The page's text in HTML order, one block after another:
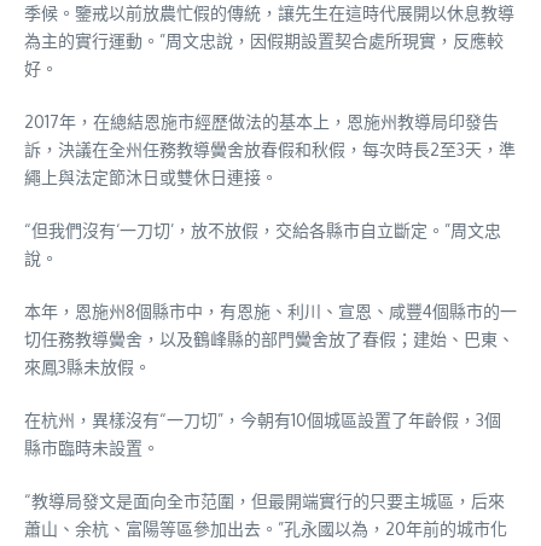
季候。鑒戒以前放農忙假的傳統，讓先生在這時代展開以休息教導
為主的實行運動。”周文忠說，因假期設置契合處所現實，反應較
好。
2017年，在總結恩施市經歷做法的基本上，恩施州教導局印發告
訴，決議在全州任務教導黌舍放春假和秋假，每次時長2至3天，準
繩上與法定節沐日或雙休日連接。
“但我們沒有‘一刀切’，放不放假，交給各縣市自立斷定。”周文忠
說。
本年，恩施州8個縣市中，有恩施、利川、宣恩、咸豐4個縣市的一
切任務教導黌舍，以及鶴峰縣的部門黌舍放了春假；建始、巴東、
來鳳3縣未放假。
在杭州，異樣沒有“一刀切”，今朝有10個城區設置了年齡假，3個
縣市臨時未設置。
“教導局發文是面向全市范圍，但最開端實行的只要主城區，后來
蕭山、余杭、富陽等區參加出去。”孔永國以為，20年前的城市化